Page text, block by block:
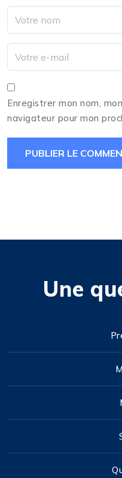
Enregistrer mon nom,
navigateur pour mon
Une